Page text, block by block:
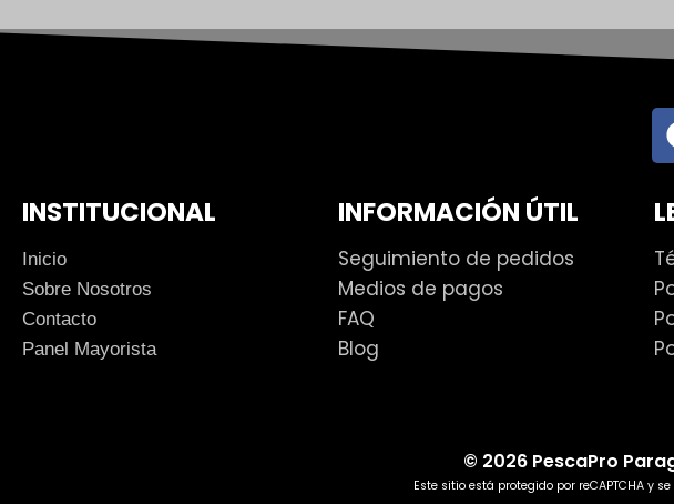
INSTITUCIONAL
Inicio
Sobre Nosotros
Contacto
Panel Mayorista
INFORMACIÓN ÚTIL
Seguimiento de pedidos
Medios de pagos
FAQ
Blog
© 2026 PescaPro
Este sitio está protegido por reCAPTCHA y